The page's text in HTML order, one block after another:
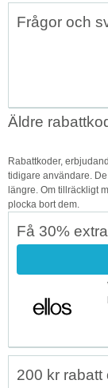
Frågor och
Äldre
Rabattkoder,
tidigare användare.
längre. Om tillräckligt
plocka bort dem.
Få 30%
200 kr rabatt